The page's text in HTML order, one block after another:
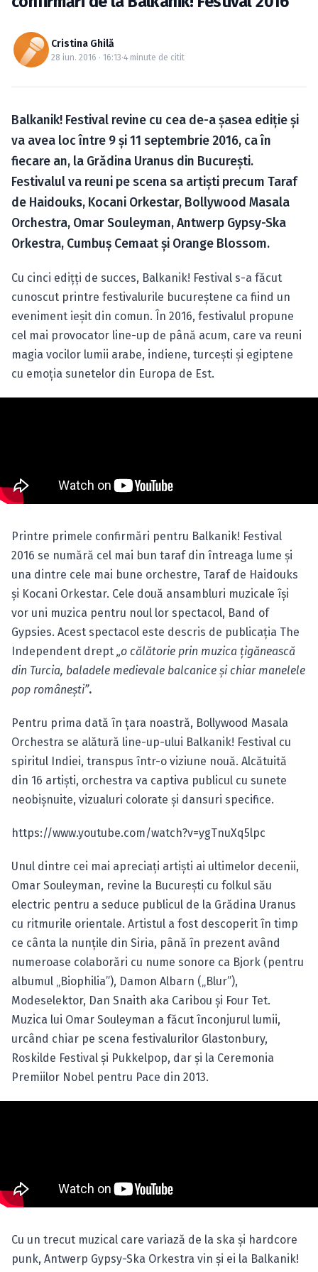
Caută în site...
Cristina Ghilă
28 iun. 2016 · 16:13·4 minute de citit
Balkanik! Festival revine cu cea de-a şasea ediţie şi
va avea loc între 9 şi 11 septembrie 2016, ca în
fiecare an, la Grădina Uranus din Bucureşti.
Festivalul va reuni pe scena sa artişti precum Taraf
de Haidouks, Kocani Orkestar, Bollywood Masala
Orchestra, Omar Souleyman, Antwerp Gypsy-Ska
Orkestra, Cumbuş Cemaat şi Orange Blossom.
Cu cinci edițţi de succes, Balkanik! Festival s-a făcut
cunoscut printre festivalurile bucureştene ca fiind un
eveniment ieşit din comun. În 2016, festivalul propune
cel mai provocator line-up de până acum, care va reuni
magia vocilor lumii arabe, indiene, turceşti şi egiptene
cu emoţia sunetelor din Europa de Est.
Printre primele confirmări pentru Balkanik! Festival
2016 se numără cel mai bun taraf din întreaga lume şi
una dintre cele mai bune orchestre, Taraf de Haidouks
şi Kocani Orkestar. Cele două ansambluri muzicale îşi
vor uni muzica pentru noul lor spectacol, Band of
Gypsies. Acest spectacol este descris de publicaţia The
Independent drept „o călătorie prin muzica ţigănească
din Turcia, baladele medievale balcanice şi chiar manelele
pop româneşti”.
Pentru prima dată în ţara noastră, Bollywood Masala
Orchestra se alătură line-up-ului Balkanik! Festival cu
spiritul Indiei, transpus într-o viziune nouă. Alcătuită
din 16 artişti, orchestra va captiva publicul cu sunete
neobişnuite, vizualuri colorate şi dansuri specifice.
https://www.youtube.com/watch?v=ygTnuXq5lpc
Unul dintre cei mai apreciaţi artişti ai ultimelor decenii,
Omar Souleyman, revine la Bucureşti cu folkul său
electric pentru a seduce publicul de la Grădina Uranus
cu ritmurile orientale. Artistul a fost descoperit în timp
ce cânta la nunţile din Siria, până în prezent având
numeroase colaborări cu nume sonore ca Bjork (pentru
albumul „Biophilia”), Damon Albarn („Blur”),
Modeselektor, Dan Snaith aka Caribou şi Four Tet.
Muzica lui Omar Souleyman a făcut înconjurul lumii,
urcând chiar pe scena festivalurilor Glastonbury,
Roskilde Festival şi Pukkelpop, dar şi la Ceremonia
Premiilor Nobel pentru Pace din 2013.
Cu un trecut muzical care variază de la ska şi hardcore
punk, Antwerp Gypsy-Ska Orkestra vin şi ei la Balkanik!